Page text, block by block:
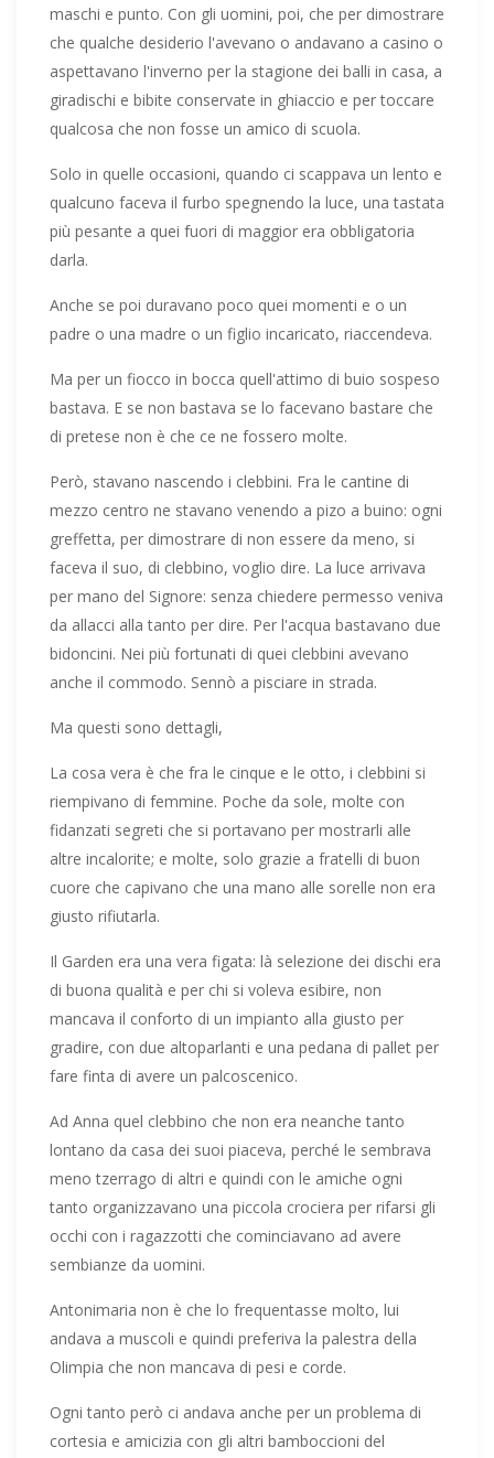
maschi e punto. Con gli uomini, poi, che per dimostrare
che qualche desiderio l'avevano o andavano a casino o
aspettavano l'inverno per la stagione dei balli in casa, a
giradischi e bibite conservate in ghiaccio e per toccare
qualcosa che non fosse un amico di scuola.
Solo in quelle occasioni, quando ci scappava un lento e
qualcuno faceva il furbo spegnendo la luce, una tastata
più pesante a quei fuori di maggior era obbligatoria
darla.
Anche se poi duravano poco quei momenti e o un
padre o una madre o un figlio incaricato, riaccendeva.
Ma per un fiocco in bocca quell'attimo di buio sospeso
bastava. E se non bastava se lo facevano bastare che
di pretese non è che ce ne fossero molte.
Però, stavano nascendo i clebbini. Fra le cantine di
mezzo centro ne stavano venendo a pizo a buino: ogni
greffetta, per dimostrare di non essere da meno, si
faceva il suo, di clebbino, voglio dire. La luce arrivava
per mano del Signore: senza chiedere permesso veniva
da allacci alla tanto per dire. Per l'acqua bastavano due
bidoncini. Nei più fortunati di quei clebbini avevano
anche il commodo. Sennò a pisciare in strada.
Ma questi sono dettagli,
La cosa vera è che fra le cinque e le otto, i clebbini si
riempivano di femmine. Poche da sole, molte con
fidanzati segreti che si portavano per mostrarli alle
altre incalorite; e molte, solo grazie a fratelli di buon
cuore che capivano che una mano alle sorelle non era
giusto rifiutarla.
Il Garden era una vera figata: là selezione dei dischi era
di buona qualità e per chi si voleva esibire, non
mancava il conforto di un impianto alla giusto per
gradire, con due altoparlanti e una pedana di pallet per
fare finta di avere un palcoscenico.
Ad Anna quel clebbino che non era neanche tanto
lontano da casa dei suoi piaceva, perché le sembrava
meno tzerrago di altri e quindi con le amiche ogni
tanto organizzavano una piccola crociera per rifarsi gli
occhi con i ragazzotti che cominciavano ad avere
sembianze da uomini.
Antonimaria non è che lo frequentasse molto, lui
andava a muscoli e quindi preferiva la palestra della
Olimpia che non mancava di pesi e corde.
Ogni tanto però ci andava anche per un problema di
cortesia e amicizia con gli altri bamboccioni del